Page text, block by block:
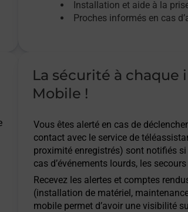
Installation et aide à la
Proches informés en cas
La sécurité à chaque
Mobile !
Vous êtes alerté en cas de
contact avec le service de
proximité enregistrés) sont notifiés
cas d’événements lourds, les
Recevez les alertes et comptes
(installation de matériel,
mobile permet d’avoir une visibilité